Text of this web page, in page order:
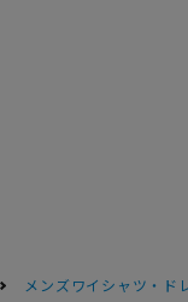
メンズワイシャツ・ド